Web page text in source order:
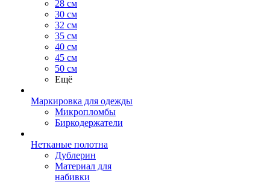
28 см
30 см
32 см
35 см
40 см
45 см
50 см
Ещё
Маркировка для одежды
Микропломбы
Биркодержатели
Нетканые полотна
Дублерин
Материал для
набивки